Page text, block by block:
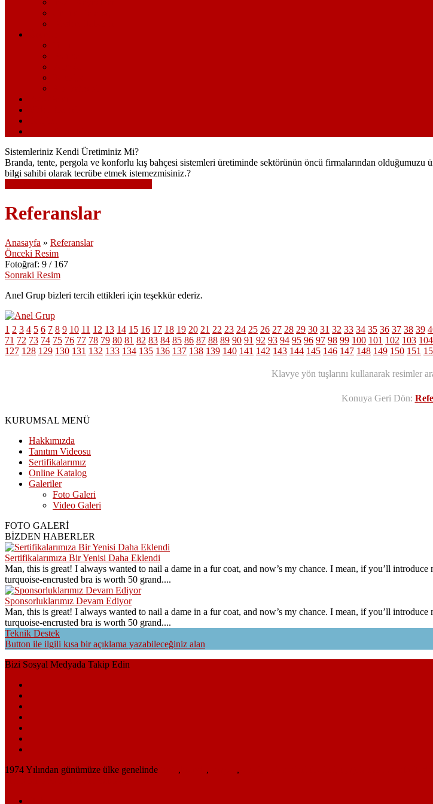
Sistemleriniz Kendi Üretiminiz Mi?
Branda, tente, pergola ve konforlu kış bahçesi sistemleri üretiminde sektörünün öncü firmalarından
bilgi sahibi olarak tecrübe etmek istemezmisiniz.?
Referanslar
Anasayfa » Referanslar
Önceki Resim
Fotoğraf: 9 / 167
Sonraki Resim
Anel Grup bizleri tercih ettikleri için teşekkür ederiz.
1 2 3 4 5 6 7 8 9 10 11 12 13 14 15 16 17 18 19 20 21 22 23 24 25 26 27 28 29 30 31 32 33 34 35 36 37 38 39
71 72 73 74 75 76 77 78 79 80 81 82 83 84 85 86 87 88 89 90 91 92 93 94 95 96 97 98 99 100 101 102 103 104
127 128 129 130 131 132 133 134 135 136 137 138 139 140 141 142 143 144 145 146 147 148 149 150 151
Klavye yön tuşlarını kullanarak resimler
Konuya Geri Dön:
KURUMSAL MENÜ
Hakkımızda
Tanıtım Videosu
Sertifikalarımız
Online Katalog
Galeriler
Foto Galeri
Video Galeri
FOTO GALERİ
BİZDEN HABERLER
Sertifikalarımıza Bir Yenisi Daha Eklendi
Man, this is great! I always wanted to nail a dame in a fur coat, and now’s my chance. I mean, if you’ll
turquoise-encrusted bra is worth 50 grand....
Sponsorluklarımız Devam Ediyor
Man, this is great! I always wanted to nail a dame in a fur coat, and now’s my chance. I mean, if you’ll
turquoise-encrusted bra is worth 50 grand....
Teknik Destek
Button ile ilgili kısa bir açıklama yazabileceğiniz alan
Bizi Sosyal Medyada Takip Edin
1974 Yılından günümüze ülke genelinde , , ,